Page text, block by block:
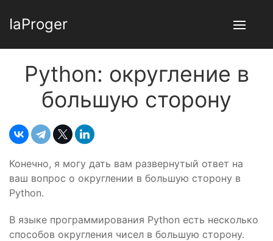
IaProger
Python: округление в
большую сторону
Конечно, я могу дать вам развернутый ответ на
ваш вопрос о округлении в большую сторону в
Python.
В языке программирования Python есть несколько
способов округления чисел в большую сторону.